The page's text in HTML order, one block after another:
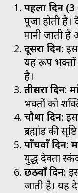
पहला दिन
पूजा होती है।
मानी जाती हैं
दूसरा दिन:
यह रूप भक्तों
है।
तीसरा दिन:
भक्तों को
चौथा दिन:
ब्रह्मांड की
पाँचवाँ दिन:
युद्ध देवता
छठवाँ दिन:
जाती है। यह